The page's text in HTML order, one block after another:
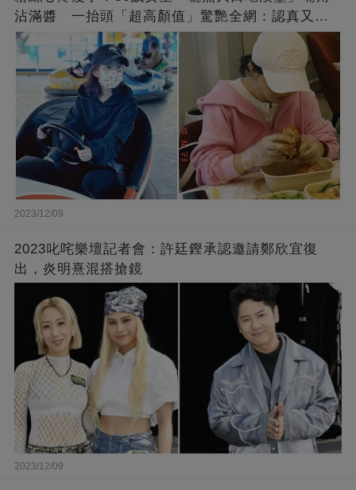
沾滿醬 一抬頭「超高顏值」驚艷全網：認真又美
麗!
2023/12/09
2023叱咤樂壇記者會：許廷鏗承認邀請鄭欣宜復
出，炎明熹混搭搶鏡
2023/12/09